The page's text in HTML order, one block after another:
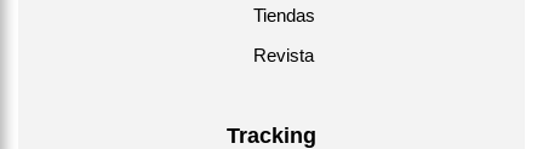
Tiendas
Revista
Tracking